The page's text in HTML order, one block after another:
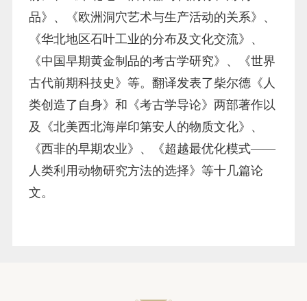
品》、《欧洲洞穴艺术与生产活动的关系》、
《华北地区石叶工业的分布及文化交流》、
《中国早期黄金制品的考古学研究》、《世界
古代前期科技史》等。翻译发表了柴尔德《人
类创造了自身》和《考古学导论》两部著作以
及《北美西北海岸印第安人的物质文化》、
《西非的早期农业》、《超越最优化模式——
人类利用动物研究方法的选择》等十几篇论
文。